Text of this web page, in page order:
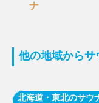
ナ
他の地域からサ
北海道・東北のサウ